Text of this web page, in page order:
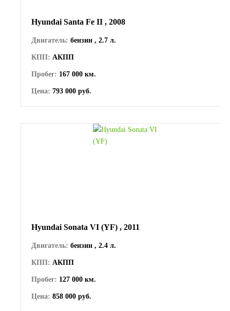
Hyundai Santa Fe II , 2008
Двигатель: бензин , 2.7 л.
КПП: АКПП
Пробег: 167 000 км.
Цена: 793 000 руб.
Hyundai Sonata VI (YF) , 2011
Двигатель: бензин , 2.4 л.
КПП: АКПП
Пробег: 127 000 км.
Цена: 858 000 руб.